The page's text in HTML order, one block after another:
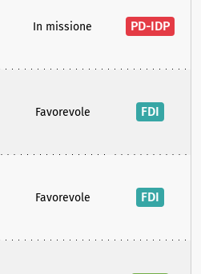
In missione PD-IDP
Favorevole FDI
Favorevole FDI